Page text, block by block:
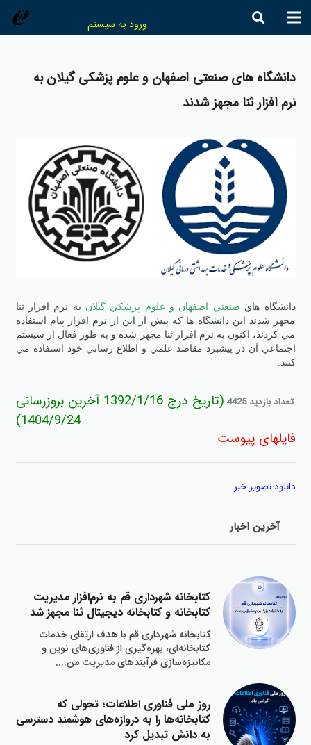
ورود به سیستم
دانشگاه هاي صنعتي اصفهان و علوم پزشكي گيلان به
نرم افزار ثنا مجهز شدند
دانشگاه هاي صنعتي اصفهان و علوم پزشكي گيلان به نرم افزار ثنا
مجهز شدند اين دانشگاه ها كه پيش از اين از نرم افزار پيام استفاده
مي كردند، اكنون به نرم افزار ثنا مجهز شده و به طور فعال از سيستم
اجتماعي آن در پيشبرد مقاصد علمي و اطلاع رساني خود استفاده مي
كنند.
تعداد بازديد 4425
(تاريخ درج 1392/1/16 آخرين بروزرساني
1404/9/24)
فایلهای پیوست
دانلود تصوير خبر
آخرين اخبار‌
كتابخانه‌ شهرداري قم به نرم‌افزار مديريت
كتابخانه و كتابخانه ديجيتال ثنا مجهز شد
کتابخانه‌ شهرداري قم با هدف ارتقاي خدمات
كتابخانه‌اي، بهره‌گيري از فناوري‌هاي نوين و
مكانيزه‌سازي فرآيندهاي مديريت من....
روز ملي فناوري اطلاعات؛ تحولي كه
كتابخانه‌ها را به دروازه‌هاي هوشمند دسترسي
به دانش تبديل كرد